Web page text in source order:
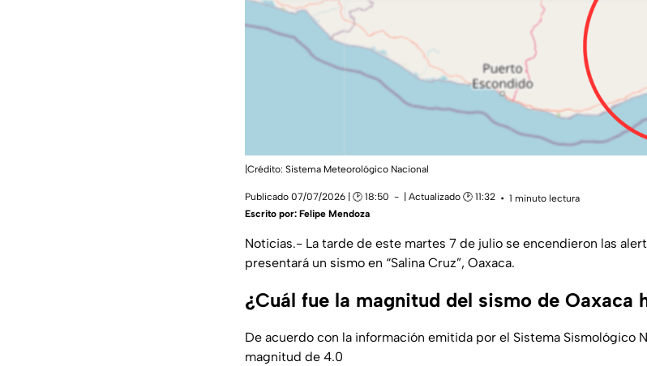
|Crédito: Sistema Meteorológico Nacional
Publicado 07/07/2026 | 🕑 18:50 | Actualizado 🕑 11:32
1 minuto lectura
Escrito por: Felipe Mendoza
Noticias.- La tarde de este martes 7 de julio se encendieron las
presentará un sismo en “Salina Cruz”, Oaxaca.
¿Cuál fue la magnitud del sismo de Oaxaca
De acuerdo con la información emitida por el Sistema Sismológico
magnitud de 4.0